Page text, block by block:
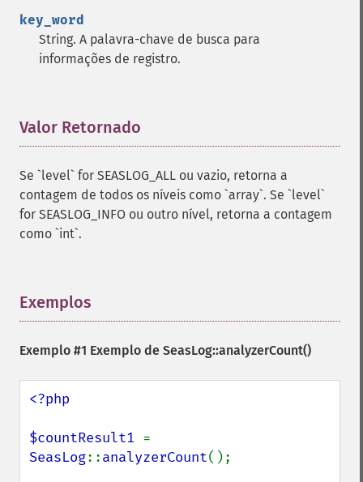
key_word
String. A palavra-chave de busca para
informações de registro.
Valor Retornado
Se `level` for SEASLOG_ALL ou vazio, retorna a
contagem de todos os níveis como `array`. Se `level`
for SEASLOG_INFO ou outro nível, retorna a contagem
como `int`.
Exemplos
Exemplo #1 Exemplo de SeasLog::analyzerCount()
<?php
$countResult1
SeasLog::analyzerCount();